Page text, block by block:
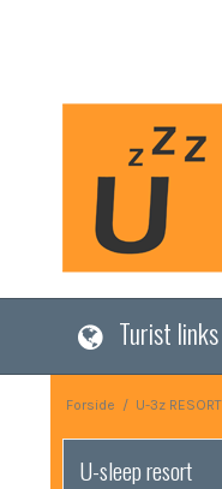
Turist links
Forside / U-3z RESORT
U-sleep resort